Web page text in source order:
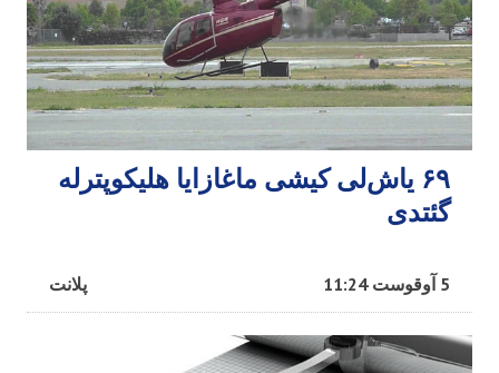
۶۹ یاش‌لی کیشی ماغازایا هلیکوپترله
گئتدی
پلانت 5 آوقوست 11:24